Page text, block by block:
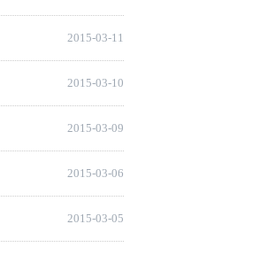
2015-03-11
2015-03-10
2015-03-09
2015-03-06
2015-03-05